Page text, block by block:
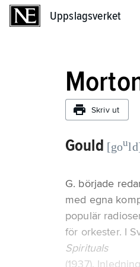
Uppslagsverket
Skriv ut
Gould [gou
G. började
med egna
populär
för orkester. I
Spirituals
(1937).